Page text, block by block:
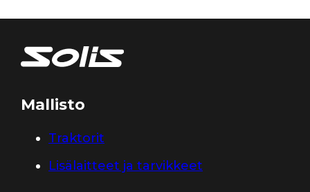
Mallisto
Traktorit
Lisälaitteet ja tarvikkeet